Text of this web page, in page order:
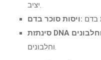
יציב.
ויסות סוכר בדם:
וחלבונים.